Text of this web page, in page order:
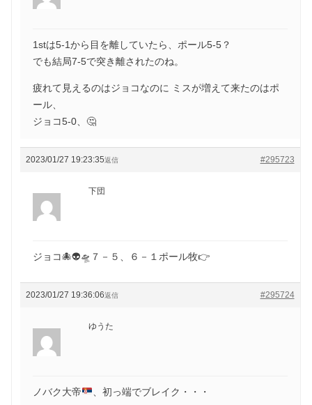
1stは5-1から目を離していたら、ポール5-5？
でも結局7-5で突き離されたのね。
疲れて見えるのはジョコなのに ミスが増えて来たのはポ
ール、
ジョコ5-0、🤔
2023/01/27 19:23:35 #295723
返信
下団
ジョコ🐙👽🛸７－５、６－１ポール牧👉
2023/01/27 19:36:06 #295724
返信
ゆうた
ノバク大帝 、初っ端でブレイク・・・